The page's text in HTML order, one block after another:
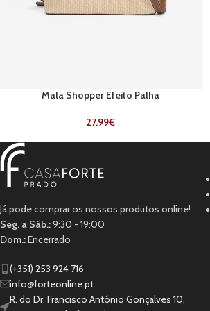
Mala Shopper Efeito Palha
27.99€
Já pode comprar os nossos produtos online!
Seg. a Sáb.:9:30 - 19:00
Dom.:Encerrado
(+351) 253 924 716
info@forteonline.pt
R. do Dr. Francisco António Gonçalves 10,